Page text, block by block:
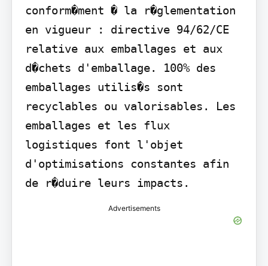
conform�ment � la r�glementation
en vigueur : directive 94/62/CE
relative aux emballages et aux
d�chets d'emballage. 100% des
emballages utilis�s sont
recyclables ou valorisables. Les
emballages et les flux
logistiques font l'objet
d'optimisations constantes afin
de r�duire leurs impacts.
Advertisements